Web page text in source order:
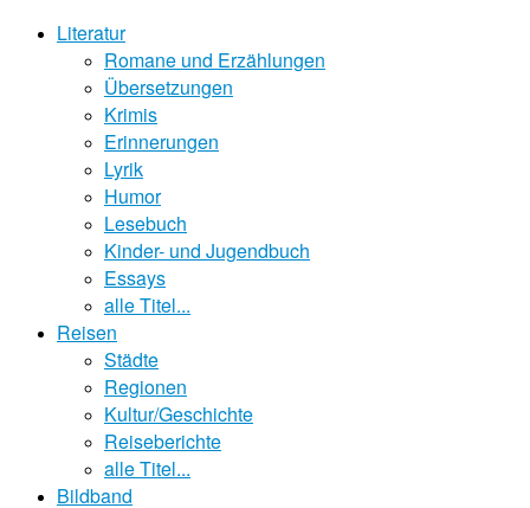
Literatur
Romane und Erzählungen
Übersetzungen
Krimis
Erinnerungen
Lyrik
Humor
Lesebuch
Kinder- und Jugendbuch
Essays
alle Titel...
Reisen
Städte
Regionen
Kultur/Geschichte
Reiseberichte
alle Titel...
Bildband